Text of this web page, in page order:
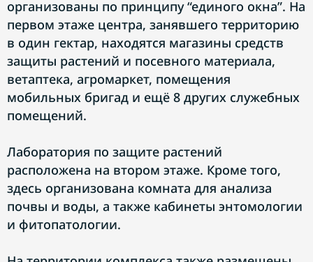
организованы по принципу “единого окна”. На
первом этаже центра, занявшего территорию
в один гектар, находятся магазины средств
защиты растений и посевного материала,
ветаптека, агромаркет, помещения
мобильных бригад и ещё 8 других служебных
помещений.
Лаборатория по защите растений
расположена на втором этаже. Кроме того,
здесь организована комната для анализа
почвы и воды, а также кабинеты энтомологии
и фитопатологии.